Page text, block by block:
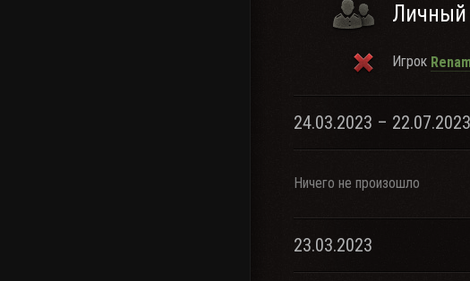
Личный
Игрок
24.03.2023 – 22.07.2023
Ничего не произошло
23.03.2023